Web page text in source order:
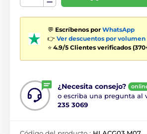
💬 Escríbenos por WhatsApp
👉 Ver descuentos por volumen
⭐ 4.9/5 Clientes verificados
¿Necesita consejo?
o escriba una pregunta al
235 3069